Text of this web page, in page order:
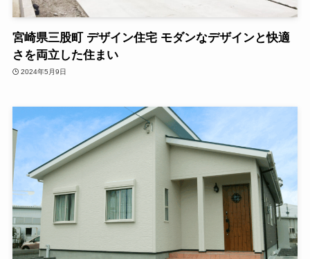
宮崎県三股町 デザイン住宅 モダンなデザインと快適
さを両立した住まい
2024年5月9日